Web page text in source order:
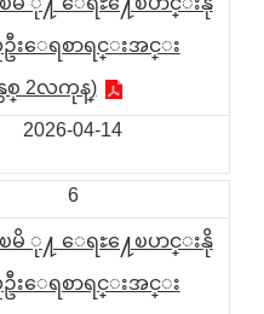
ဦးေရစာရင္းအင္း
နွစ္ 2လကုန္)
2026-04-14
6
႔ ေရႊ႔ေၿပာင္းနို
ဦးေရစာရင္းအင္း